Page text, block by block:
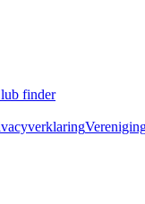
finder